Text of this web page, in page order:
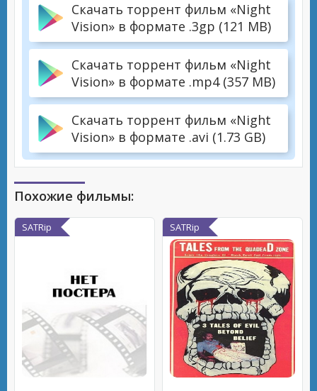
Скачать торрент фильм «Night
Vision» в формате .3gp (121 MB)
Скачать торрент фильм «Night
Vision» в формате .mp4 (357 MB)
Скачать торрент фильм «Night
Vision» в формате .avi (1.73 GB)
Похожие фильмы:
SATRip SATRip